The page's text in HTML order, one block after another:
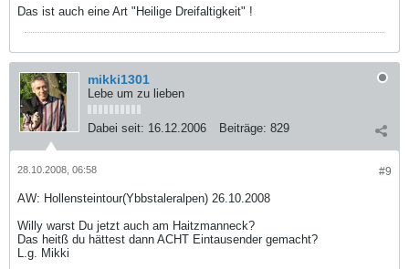
Das ist auch eine Art "Heilige Dreifaltigkeit" !
mikki1301
Lebe um zu lieben
Dabei seit: 16.12.2006 Beiträge: 829
#9
28.10.2008, 06:58
AW: Hollensteintour(Ybbstaleralpen) 26.10.2008
Willy warst Du jetzt auch am Haitzmanneck?
Das heitß du hättest dann ACHT Eintausender gemacht?
L.g. Mikki